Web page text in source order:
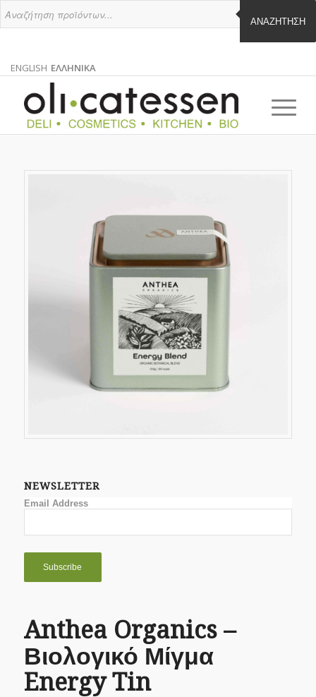
ΑΝΑΖΉΤΗΣΗ
ENGLISH
ΑΓΓΛΙΚΑ
ΕΛΛΗΝΙΚΑ
ΕΛΛΗΝΙΚΑ
EL
NEWSLETTER
Email Address
Anthea Organics –
Βιολογικό Μίγμα
Energy Tin